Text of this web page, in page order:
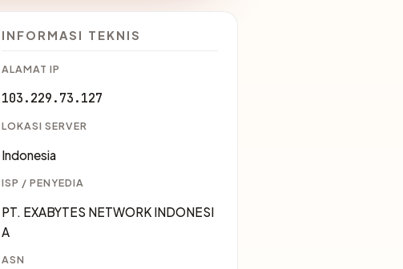
INFORMASI TEKNIS
ALAMAT IP
103.229.73.127
LOKASI SERVER
Indonesia
ISP / PENYEDIA
PT. EXABYTES NETWORK INDONESI
A
ASN